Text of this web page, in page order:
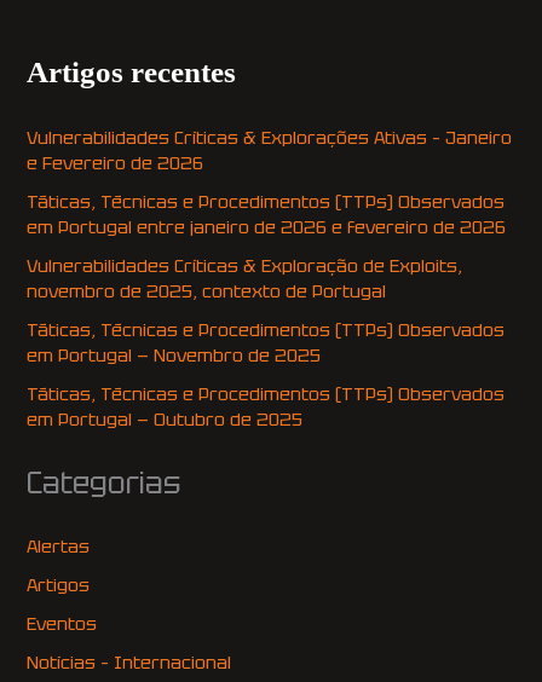
Artigos recentes
Vulnerabilidades Críticas & Explorações Ativas – Janeiro
e Fevereiro de 2026
Táticas, Técnicas e Procedimentos (TTPs) Observados
em Portugal entre janeiro de 2026 e fevereiro de 2026
Vulnerabilidades Críticas & Exploração de Exploits,
novembro de 2025, contexto de Portugal
Táticas, Técnicas e Procedimentos (TTPs) Observados
em Portugal — Novembro de 2025
Táticas, Técnicas e Procedimentos (TTPs) Observados
em Portugal — Outubro de 2025
Categorias
Alertas
Artigos
Eventos
Notícias – Internacional